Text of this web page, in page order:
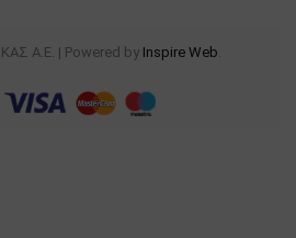
Α.Ε. | Powered by Inspire Web.